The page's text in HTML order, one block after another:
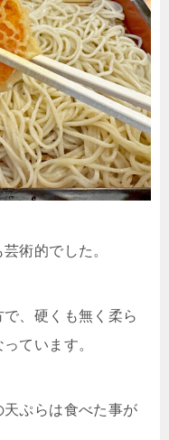
術的でした。
、硬くも無く柔ら
ています。
ぷらは食べた事が